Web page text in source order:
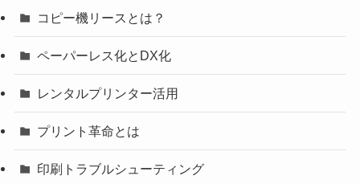
コピー機リースとは？
ペーパーレス化とDX化
レンタルプリンター活用
プリント革命とは
印刷トラブルシューティング